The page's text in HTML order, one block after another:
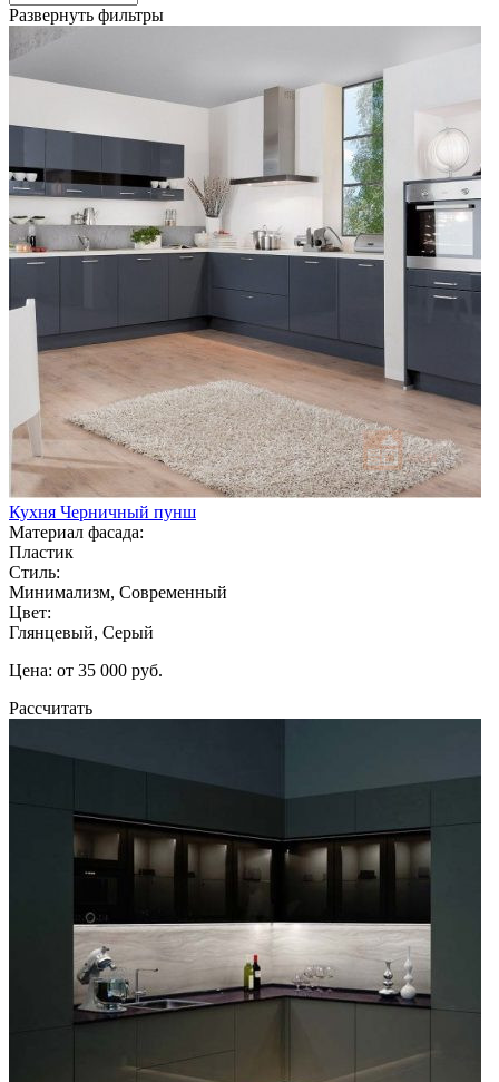
Развернуть фильтры
Кухня Черничный пунш
Материал фасада:
Пластик
Стиль:
Минимализм, Современный
Цвет:
Глянцевый, Серый
Цена: от 35 000 руб.
Рассчитать